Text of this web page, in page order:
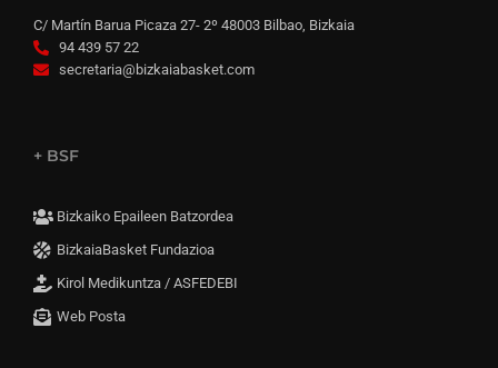
C/ Martín Barua Picaza 27- 2º 48003 Bilbao, Bizkaia
94 439 57 22
secretaria@bizkaiabasket.com
+ BSF
Bizkaiko Epaileen Batzordea
BizkaiaBasket Fundazioa
Kirol Medikuntza / ASFEDEBI
Web Posta